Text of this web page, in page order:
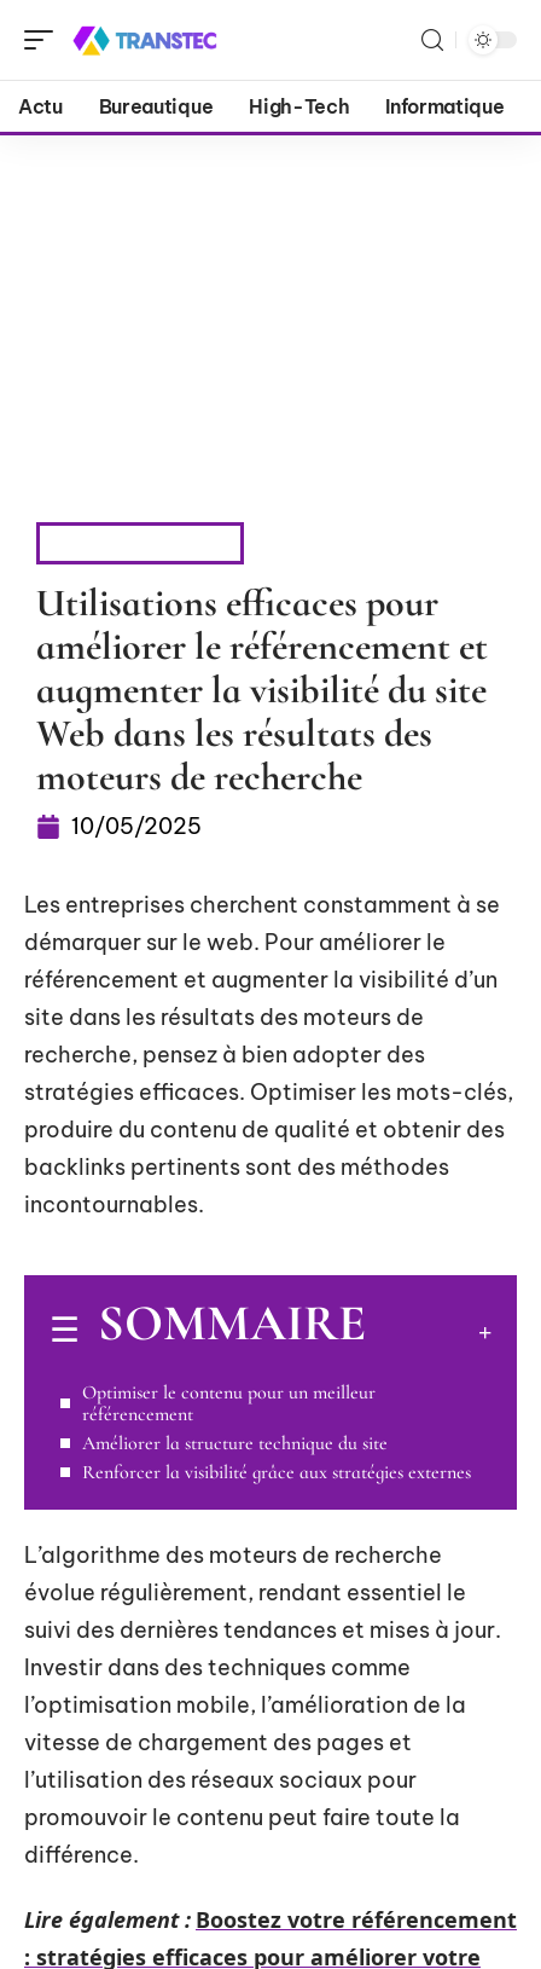
Actu Bureautique High-Tech Informatique
Utilisations efficaces pour
améliorer le référencement et
augmenter la visibilité du site
Web dans les résultats des
moteurs de recherche
10/05/2025
Les entreprises cherchent constamment à se
démarquer sur le web. Pour améliorer le
référencement et augmenter la visibilité d’un
site dans les résultats des moteurs de
recherche, pensez à bien adopter des
stratégies efficaces. Optimiser les mots-clés,
produire du contenu de qualité et obtenir des
backlinks pertinents sont des méthodes
incontournables.
SOMMAIRE
Optimiser le contenu pour un meilleur
référencement
Améliorer la structure technique du site
Renforcer la visibilité grâce aux stratégies externes
L’algorithme des moteurs de recherche
évolue régulièrement, rendant essentiel le
suivi des dernières tendances et mises à jour.
Investir dans des techniques comme
l’optimisation mobile, l’amélioration de la
vitesse de chargement des pages et
l’utilisation des réseaux sociaux pour
promouvoir le contenu peut faire toute la
différence.
Lire également : Boostez votre référencement
: stratégies efficaces pour améliorer votre